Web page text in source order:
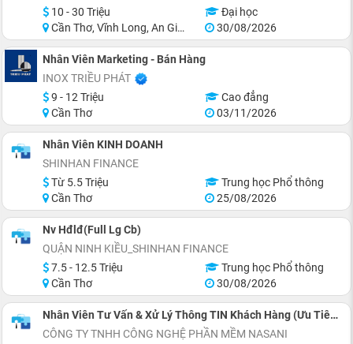
10 - 30 Triệu
Đại học
Cần Thơ, Vĩnh Long, An Giang, Hậu Giang, Hồ Chí Minh
30/08/2026
Nhân Viên Marketing - Bán Hàng
INOX TRIỀU PHÁT
9 - 12 Triệu
Cao đẳng
Cần Thơ
03/11/2026
Nhân Viên KINH DOANH
SHINHAN FINANCE
Từ 5.5 Triệu
Trung học Phổ thông
Cần Thơ
25/08/2026
Nv Hđlđ(Full Lg Cb)
QUẬN NINH KIỀU_SHINHAN FINANCE
7.5 - 12.5 Triệu
Trung học Phổ thông
Cần Thơ
30/08/2026
Nhân Viên Tư Vấn & Xử Lý Thông TIN Khách Hàng (Ưu Tiên: CNTT, QTKD, PMMT, ..... Hoặc Khác Ngành )
CÔNG TY TNHH CÔNG NGHỆ PHẦN MỀM NASANI